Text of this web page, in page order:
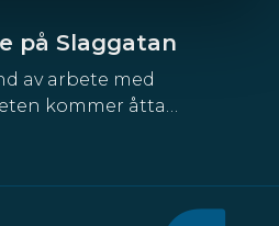
på Slaggatan
av arbete med
kommer åtta
sidan av Slaggatan
här ovan får